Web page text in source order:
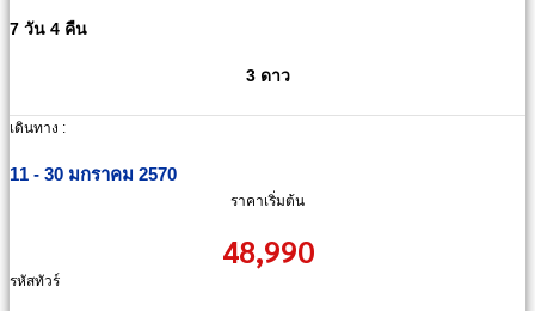
7 วัน 4 คืน
3 ดาว
เดินทาง :
11 - 30 มกราคม 2570
ราคาเริ่มต้น
48,990
รหัสทัวร์